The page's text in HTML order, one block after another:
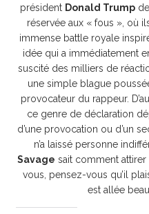
président Donald Trump
réservée aux « fous », où
immense battle royale
idée qui a immédiatement
suscité des milliers de
une simple blague
provocateur du rappeur.
ce genre de déclaration
d’une provocation ou d’un
n’a laissé personne
Savage sait comment attirer
vous, pensez-vous qu’il
est allée